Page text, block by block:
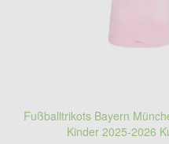
Fußballtrikots Bayern
Kinder 2025-2026